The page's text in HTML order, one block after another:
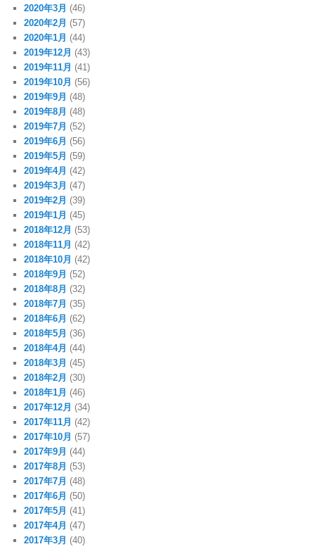
2020年3月 (46)
2020年2月 (57)
2020年1月 (44)
2019年12月 (43)
2019年11月 (41)
2019年10月 (56)
2019年9月 (48)
2019年8月 (48)
2019年7月 (52)
2019年6月 (56)
2019年5月 (59)
2019年4月 (42)
2019年3月 (47)
2019年2月 (39)
2019年1月 (45)
2018年12月 (53)
2018年11月 (42)
2018年10月 (42)
2018年9月 (52)
2018年8月 (32)
2018年7月 (35)
2018年6月 (62)
2018年5月 (36)
2018年4月 (44)
2018年3月 (45)
2018年2月 (30)
2018年1月 (46)
2017年12月 (34)
2017年11月 (42)
2017年10月 (57)
2017年9月 (44)
2017年8月 (53)
2017年7月 (48)
2017年6月 (50)
2017年5月 (41)
2017年4月 (47)
2017年3月 (40)